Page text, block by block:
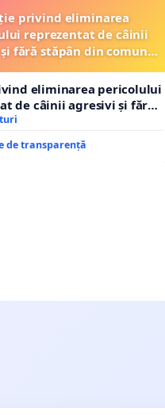
privind eliminarea
reprezentat de câinii
fără stăpân din comuna
eliminarea pericolului
de câinii agresivi și fără
comuna Tunari
de transparență